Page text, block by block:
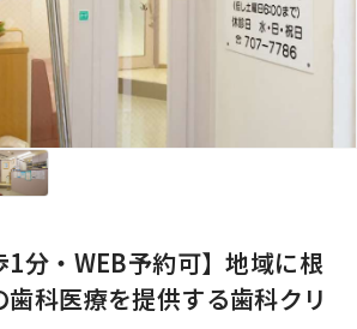
1分・WEB予約可】地域に根
歯科医療を提供する歯科クリ